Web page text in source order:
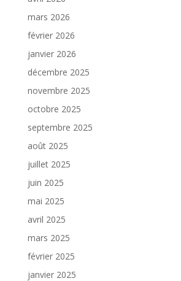
mars 2026
février 2026
janvier 2026
décembre 2025
novembre 2025
octobre 2025
septembre 2025
août 2025
juillet 2025
juin 2025
mai 2025
avril 2025
mars 2025
février 2025
janvier 2025